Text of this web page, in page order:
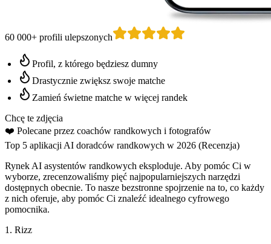
60 000+ profili ulepszonych
Profil, z którego będziesz dumny
Drastycznie zwiększ swoje matche
Zamień świetne matche w więcej randek
Chcę te zdjęcia
❤️ Polecane przez coachów randkowych i fotografów
Top 5 aplikacji AI doradców randkowych w 2026 (Recenzja)
Rynek AI asystentów randkowych eksploduje. Aby pomóc Ci w
wyborze, zrecenzowaliśmy pięć najpopularniejszych narzędzi
dostępnych obecnie. To nasze bezstronne spojrzenie na to, co każdy
z nich oferuje, aby pomóc Ci znaleźć idealnego cyfrowego
pomocnika.
1. Rizz